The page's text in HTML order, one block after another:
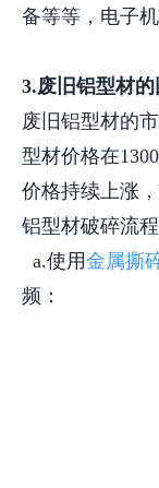
备等等，电子
3.废旧铝型材
废旧铝型材的
型材价格在
价格持续上涨
铝型材破碎流程
a.使用金属撕
频：